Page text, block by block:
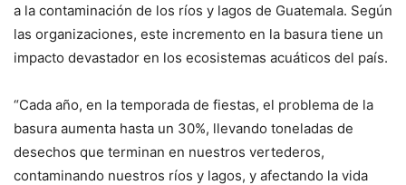
a la contaminación de los ríos y lagos de Guatemala. Según
las organizaciones, este incremento en la basura tiene un
impacto devastador en los ecosistemas acuáticos del país.
“Cada año, en la temporada de fiestas, el problema de la
basura aumenta hasta un 30%, llevando toneladas de
desechos que terminan en nuestros vertederos,
contaminando nuestros ríos y lagos, y afectando la vida